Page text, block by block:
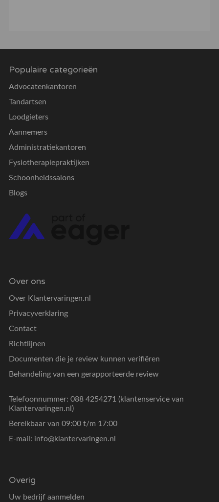
Populaire categorieën
Advocatenkantoren
Tandartsen
Loodgieters
Aannemers
Administratiekantoren
Fysiotherapiepraktijken
Schoonheidssalons
Blogs
Over ons
Over Klantervaringen.nl
Privacyverklaring
Contact
Richtlijnen
Documenten die je review kunnen verifiëren
Behandeling van een gerapporteerde review
Telefoonnummer: 088 4254271 (klantenservice van
Klantervaringen.nl)
Bereikbaar van 09:00 t/m 17:00
E-mail: info@klantervaringen.nl
Overig
Uw bedrijf aanmelden